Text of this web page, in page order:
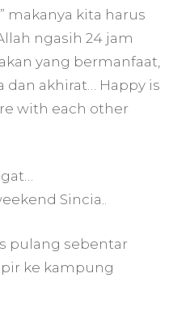
makanya kita harus
ngasih 24 jam
yang bermanfaat,
akhirat… Happy is
with each other
Sincia..
pulang sebentar
ke kampung